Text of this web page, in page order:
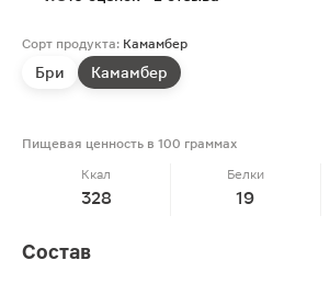
Сорт продукта: Камамбер
Бри Камамбер
Пищевая ценность в 100 граммах
Ккал
328
Белки
19
Состав